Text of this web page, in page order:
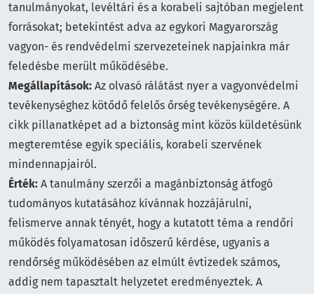
tanulmányokat, levéltári és a korabeli sajtóban megjelent
forrásokat; betekintést adva az egykori Magyarország
vagyon- és rendvédelmi szervezeteinek napjainkra már
feledésbe merült működésébe.
Megállapítások: Az olvasó rálátást nyer a vagyonvédelmi
tevékenységhez kötődő felelős őrség tevékenységére. A
cikk pillanatképet ad a biztonság mint közös küldetésünk
megteremtése egyik speciális, korabeli szervének
mindennapjairól.
Érték: A tanulmány szerzői a magánbiztonság átfogó
tudományos kutatásához kívánnak hozzájárulni,
felismerve annak tényét, hogy a kutatott téma a rendőri
működés folyamatosan időszerű kérdése, ugyanis a
rendőrség működésében az elmúlt évtizedek számos,
addig nem tapasztalt helyzetet eredményeztek. A